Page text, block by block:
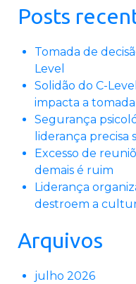
Posts
Tomada de
Level
Solidão do C-
impacta a
Segurança
liderança precisa
Excesso de
demais é ruim
Liderança
destroem a
Arquivos
julho 2026